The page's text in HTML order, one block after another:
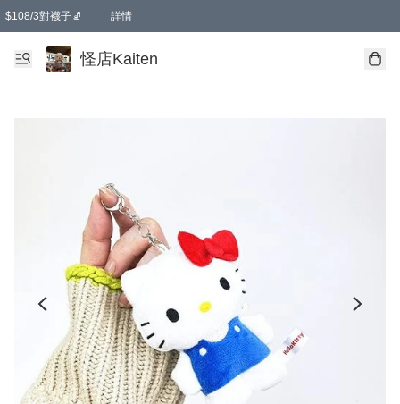
$108/3對襪子🧦 詳情
卡通傘☂️2把8折
購物滿 HKD 650.00即享免運費優惠！（適用於 本地送貨、本地取貨 )
怪店Kaiten